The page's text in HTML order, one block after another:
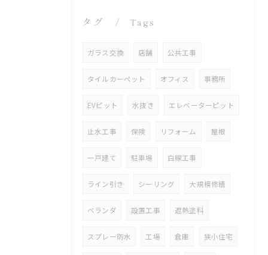
タグ Tags
ガラス交換 店舗 公共工事
タイルカーペット オフィス 事務所
EVピット 水抜き エレベーターピット
止水工事 保険 リフォーム 屋根
一戸建て 駐車場 白線工事
ライン引き シーリング 大規模修繕
ベランダ 設置工事 遮熱塗料
スプレー防水 工場 倉庫 狭小住宅